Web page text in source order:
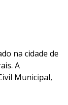
na cidade de
A
Municipal,